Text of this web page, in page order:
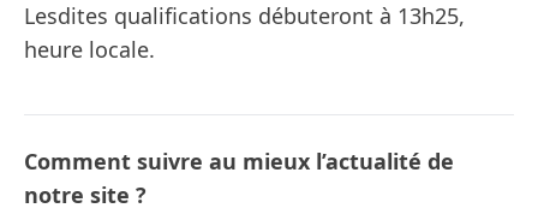
Lesdites qualifications débuteront à 13h25,
heure locale.
Comment suivre au mieux l’actualité de
notre site ?